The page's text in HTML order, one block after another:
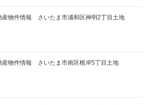
産物件情報 さいたま市浦和区神明2丁目土地
産物件情報 さいたま市南区根岸5丁目土地